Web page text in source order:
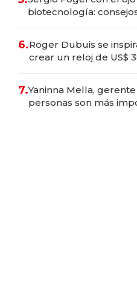
biotecnología:
6.Roger Dubuis se
crear un reloj de US$
7.Yaninna Mella,
personas son más